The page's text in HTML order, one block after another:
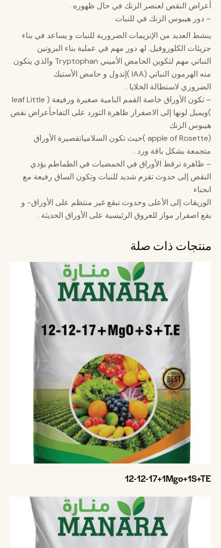
أعراض النقص لعنصر الزنك في حال ظھوره .
– دور هيبوس الزنك في للنبات
ينشط العديد من الإنزيمات الضرورية للنبات و يساعد في بناء
جزيئات الكلوروفیل. لھ دور مھم في عملیة بناء البروتین
النباتي مھم لتكوين الحامض الأمیني Tryptophan والذي يتكون
منه الھرمون النباتي (IAA )إندول و حامض الأستیك
الضروري لاستطالة الخلايا .
– تكون الأوراق خاصة القمم النامیة صغیرة ورفیعة ( leaf Little
)ويمیل لونھا إلى الاصفرار ظاهرة التورد على التفاحأعراض نقص
هيبوس الزنك
(apple of Rosette )حیث تكون السلامیاتقصیرة الأوراق
متجمعة بشكل باقة ورد .
– ظاهرة ترقط الأوراق في الحمضیات في الطماطم يؤدي
النقص إلى حدوث تقزم شديد للنبات وتكون الساق رفیعة مع
انحناء
الوريقات إلى الأعلى وحدوث تبقع غیر منتظم على الأوراق- و
بقع اصفرار مواز للعروق الرئیسیة على الأوراق الحديثة .
منتجات ذات صلة
12-12-17+1Mgo+1S+TE